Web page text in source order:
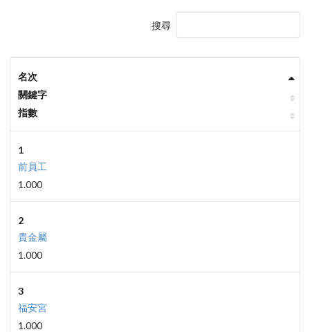
搜尋
名次
關鍵字
指數
1
前員工
1.000
2
貴金屬
1.000
3
福安宮
1.000